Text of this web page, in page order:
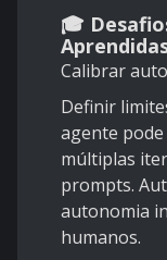
🎓
Calibrar
Definir
agente
múltiplas
prompts.
autonomia
humanos.